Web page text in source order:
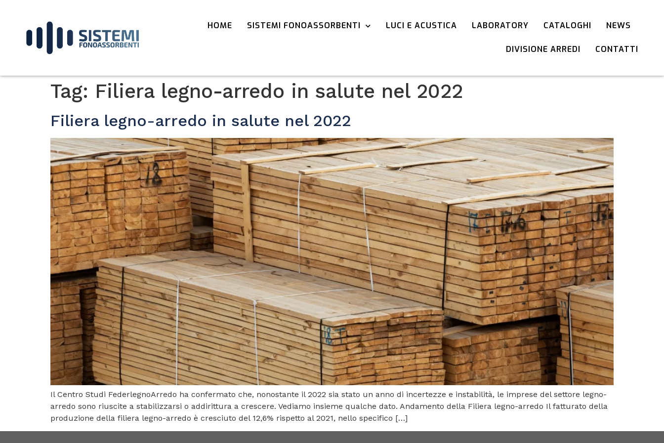
HOME SISTEMI FONOASSORBENTI LUCI E ACUSTICA LABORATORY CATALOGHI NEWS
DIVISIONE ARREDI CONTATTI
Tag: Filiera legno-arredo in salute nel 2022
Filiera legno-arredo in salute nel 2022
Il Centro Studi FederlegnoArredo ha confermato che, nonostante il 2022 sia stato un anno di incertezze e instabilità, le imprese del settore legno-
arredo sono riuscite a stabilizzarsi o addirittura a crescere. Vediamo insieme qualche dato. Andamento della Filiera legno-arredo Il fatturato della
produzione della filiera legno-arredo è cresciuto del 12,6% rispetto al 2021, nello specifico […]